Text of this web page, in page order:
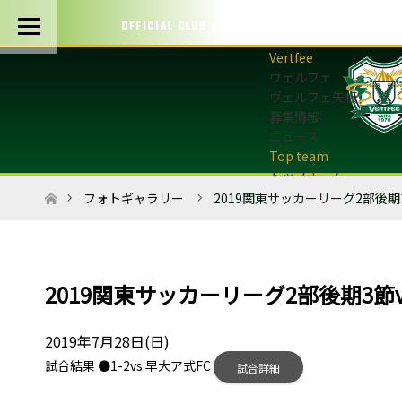
OFFICIAL CLUB PARTNERS
ヴェルフェ
ヴェルフェ矢板
募集情報
ニュース
トップチーム
トップチーム概要
フォトギャラリー
U-12・U-8
最新情報
ホームフォトギャラリー 2019関東サッカーリーグ2部後
2019関東サッカーリーグ2部後期3節
2019年7月28日(日)
試合結果 ●1-2vs 早大ア式FC 試合詳細